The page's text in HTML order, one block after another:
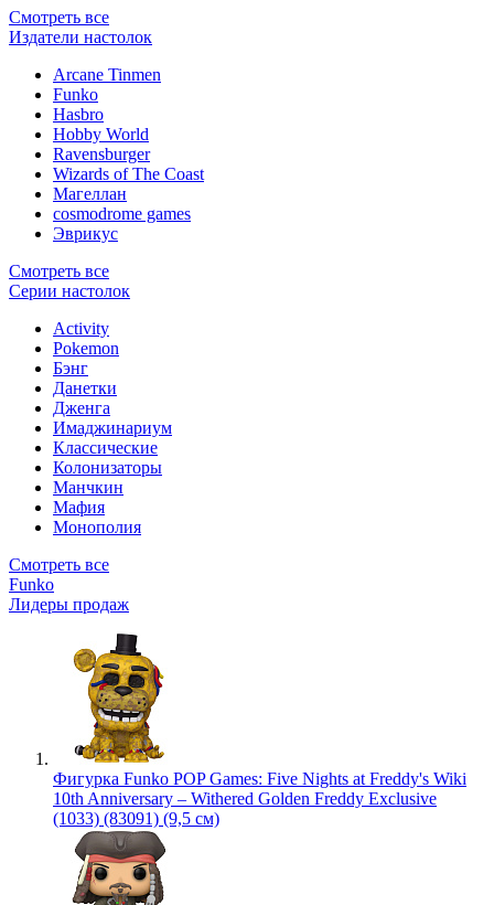
Смотреть все
Издатели настолок
Arcane Tinmen
Funko
Hasbro
Hobby World
Ravensburger
Wizards of The Coast
Магеллан
сosmodrome games
Эврикус
Смотреть все
Серии настолок
Activity
Pokemon
Бэнг
Данетки
Дженга
Имаджинариум
Классические
Колонизаторы
Манчкин
Мафия
Монополия
Смотреть все
Funko
Лидеры продаж
Фигурка Funko POP Games: Five Nights at Freddy's Wiki
10th Anniversary – Withered Golden Freddy Exclusive
(1033) (83091) (9,5 см)